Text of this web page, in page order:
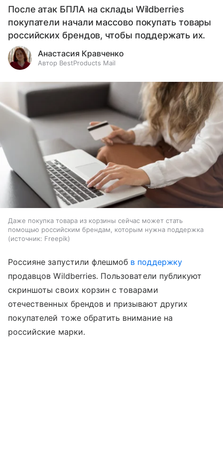
После атак БПЛА на склады Wildberries
покупатели начали массово покупать товары
российских брендов, чтобы поддержать их.
Анастасия Кравченко
Автор BestProducts Mail
Даже покупка товара из корзины сейчас может стать
помощью российским брендам, которым нужна поддержка
источник: Freepik
Россияне запустили флешмоб в поддержку
продавцов Wildberries. Пользователи публикуют
скриншоты своих корзин с товарами
отечественных брендов и призывают других
покупателей тоже обратить внимание на
российские марки.